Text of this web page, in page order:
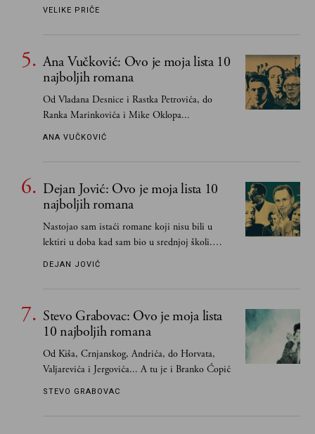
VELIKE PRIČE
Ana Vučković: Ovo je moja lista 10
najboljih romana
Od Vladana Desnice i Rastka Petrovića, do
Ranka Marinkovića i Mike Oklopa...
ANA VUČKOVIĆ
Dejan Jović: Ovo je moja lista 10
najboljih romana
Nastojao sam istaći romane koji nisu bili u
lektiri u doba kad sam bio u srednjoj školi.
Smatrao sam da su "klasici" već dovoljno
DEJAN JOVIĆ
Stevo Grabovac: Ovo je moja lista
10 najboljih romana
Od Kiša, Crnjanskog, Andrića, do Horvata,
Valjarevića i Jergovića... A tu je i Branko Ćopić
STEVO GRABOVAC